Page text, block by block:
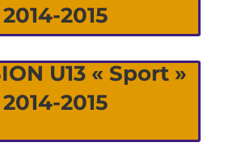
2014-2015
U13 « Sport »
2014-2015